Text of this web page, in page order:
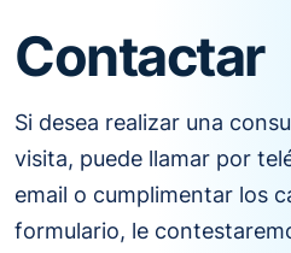
Contactar
Si desea realizar una
visita, puede llamar por
email o cumplimentar los
formulario, le